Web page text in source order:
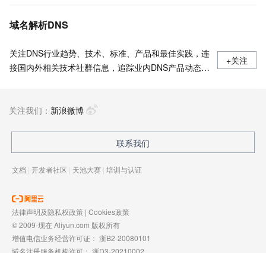
域名解析DNS
关注DNS行业趋势、技术、标准、产品和最佳实践，连
接国内外相关技术社群信息，追踪业内DNS产品动态，
+关注
关注我们： 新浪微博
联系我们
文档 | 开发者社区 | 天池大赛 | 培训与认证
法律声明及隐私权政策 | Cookies政策
© 2009-现在 Aliyun.com 版权所有
增值电信业务经营许可证： 浙B2-20080101
域名注册服务机构许可： 浙D3-20210002